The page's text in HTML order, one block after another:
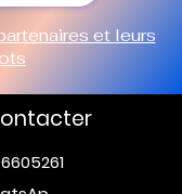
et leurs